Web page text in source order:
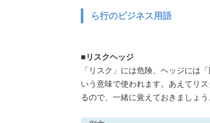
ら行のビジネス用語
■リスクヘッジ
「リスク」には危険、ヘッジには
いう意味で使われます。あえてリ
るので、一緒に覚えておきましょう